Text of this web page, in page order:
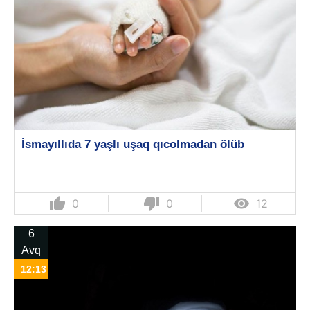
İsmayıllıda 7 yaşlı uşaq qıcolmadan ölüb
thumb_up 0 thumb_down 0  12
6
Avq
12:13